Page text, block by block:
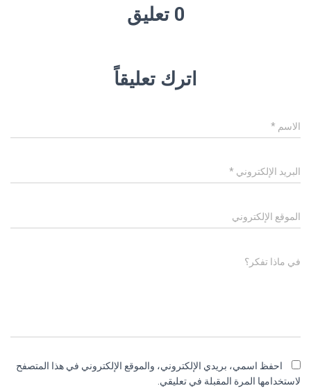
0 تعليق
اترك تعليقاً
الاسم *
البريد الإلكتروني *
الموقع الإلكتروني
في ماذا تفكر؟
احفظ اسمي، بريدي الإلكتروني، والموقع الإلكتروني في هذا المتصفح
لاستخدامها المرة المقبلة في تعليقي.